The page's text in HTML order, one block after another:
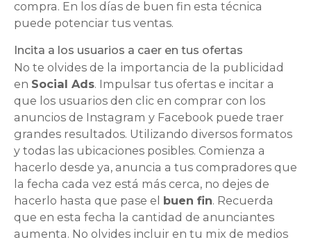
compra. En los días de buen fin esta técnica
puede potenciar tus ventas.
Incita a los usuarios a caer en tus ofertas
No te olvides de la importancia de la publicidad
en Social Ads. Impulsar tus ofertas e incitar a
que los usuarios den clic en comprar con los
anuncios de Instagram y Facebook puede traer
grandes resultados. Utilizando diversos formatos
y todas las ubicaciones posibles. Comienza a
hacerlo desde ya, anuncia a tus compradores que
la fecha cada vez está más cerca, no dejes de
hacerlo hasta que pase el buen fin. Recuerda
que en esta fecha la cantidad de anunciantes
aumenta. No olvides incluir en tu mix de medios